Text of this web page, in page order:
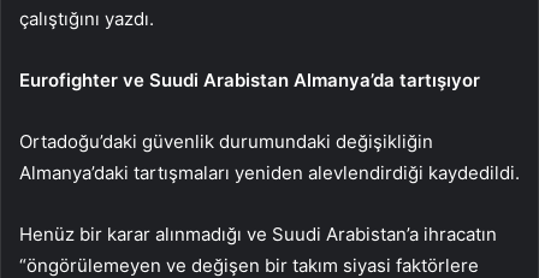
çalıştığını yazdı.
Eurofighter ve Suudi Arabistan Almanya’da tartışıyor
Ortadoğu’daki güvenlik durumundaki değişikliğin
Almanya’daki tartışmaları yeniden alevlendirdiği kaydedildi.
Henüz bir karar alınmadığı ve Suudi Arabistan’a ihracatın
“öngörülemeyen ve değişen bir takım siyasi faktörlere